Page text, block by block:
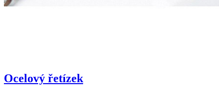
Ocelový řetízek